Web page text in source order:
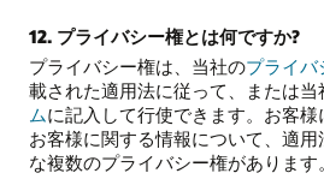
12. プライバシー権とは何ですか?
プライバシー権は、当社のプライバ
載された適用法に従って、または当
ムに記入して行使できます。お客
お客様に関する情報について、適用
な複数のプライバシー権があります。